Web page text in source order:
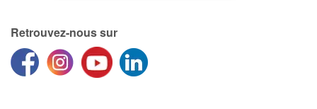
Retrouvez-nous sur